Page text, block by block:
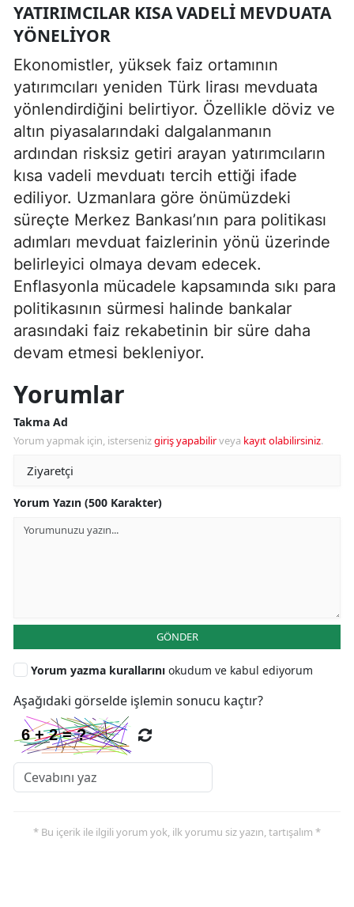
YATIRIMCILAR KISA VADELI MEVDUATA
YÖNELIYOR
Ekonomistler, yüksek faiz ortamının
yatırımcıları yeniden Türk lirası mevduata
yönlendirdiğini belirtiyor. Özellikle döviz ve
altın piyasalarındaki dalgalanmanın
ardından risksiz getiri arayan yatırımcıların
kısa vadeli mevduatı tercih ettiği ifade
ediliyor. Uzmanlara göre önümüzdeki
süreçte Merkez Bankası’nın para politikası
adımları mevduat faizlerinin yönü üzerinde
belirleyici olmaya devam edecek.
Enflasyonla mücadele kapsamında sıkı para
politikasının sürmesi halinde bankalar
arasındaki faiz rekabetinin bir süre daha
devam etmesi bekleniyor.
Yorumlar
Takma Ad
Yorum yapmak için, istersenizgiriş yapabilirveya kayıt olabilirsiniz.
Yorum Yazın (500 Karakter)
GÖNDER
Yorum yazma kurallarını okudum ve kabul ediyorum
Aşağıdaki görselde işlemin sonucu kaçtır?
* Bu içerik ile ilgili yorum yok, ilk yorumu siz yazın, tartışalım *